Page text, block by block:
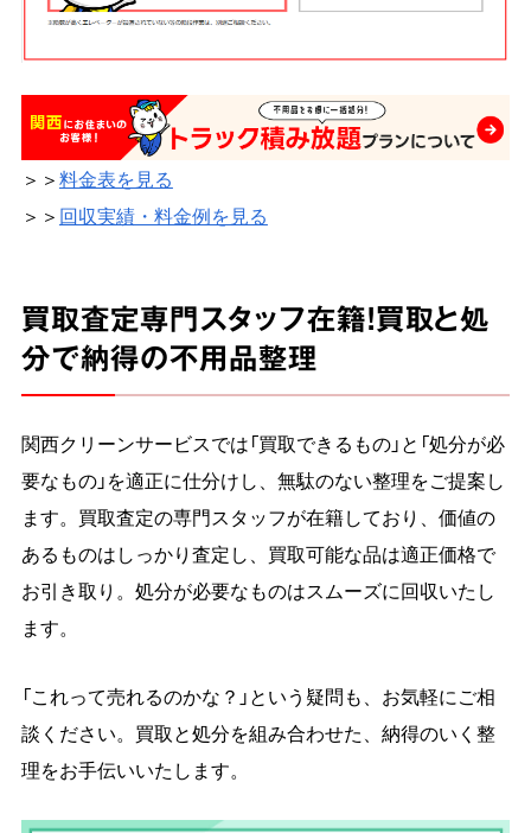
＞＞料金表を見る
＞＞ 回収実績・料金例を見る
買取査定専門スタッフ在籍！買取と処
分で納得の不用品整理
関西クリーンサービスでは「買取できるもの」と「処分が必
要なもの」を適正に仕分けし、無駄のない整理をご提案し
ます。買取査定の専門スタッフが在籍しており、価値の
あるものはしっかり査定し、買取可能な品は適正価格で
お引き取り。処分が必要なものはスムーズに回収いたし
ます。
「これって売れるのかな？」という疑問も、お気軽にご相
談ください。買取と処分を組み合わせた、納得のいく整
理をお手伝いいたします。